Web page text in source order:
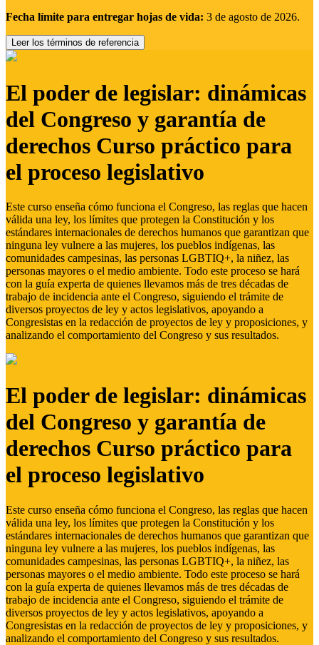
Fecha límite para entregar hojas de vida: 3 de agosto de 2026.
Leer los términos de referencia
El poder de legislar: dinámicas
del Congreso y garantía de
derechos Curso práctico para
el proceso legislativo
Este curso enseña cómo funciona el Congreso, las reglas que hacen
válida una ley, los límites que protegen la Constitución y los
estándares internacionales de derechos humanos que garantizan que
ninguna ley vulnere a las mujeres, los pueblos indígenas, las
comunidades campesinas, las personas LGBTIQ+, la niñez, las
personas mayores o el medio ambiente. Todo este proceso se hará
con la guía experta de quienes llevamos más de tres décadas de
trabajo de incidencia ante el Congreso, siguiendo el trámite de
diversos proyectos de ley y actos legislativos, apoyando a
Congresistas en la redacción de proyectos de ley y proposiciones, y
analizando el comportamiento del Congreso y sus resultados.
El poder de legislar: dinámicas
del Congreso y garantía de
derechos Curso práctico para
el proceso legislativo
Este curso enseña cómo funciona el Congreso, las reglas que hacen
válida una ley, los límites que protegen la Constitución y los
estándares internacionales de derechos humanos que garantizan que
ninguna ley vulnere a las mujeres, los pueblos indígenas, las
comunidades campesinas, las personas LGBTIQ+, la niñez, las
personas mayores o el medio ambiente. Todo este proceso se hará
con la guía experta de quienes llevamos más de tres décadas de
trabajo de incidencia ante el Congreso, siguiendo el trámite de
diversos proyectos de ley y actos legislativos, apoyando a
Congresistas en la redacción de proyectos de ley y proposiciones, y
analizando el comportamiento del Congreso y sus resultados.